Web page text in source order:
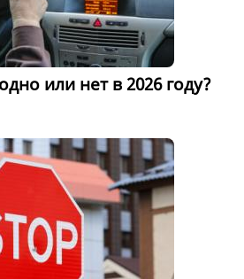
или нет в 2026 году?